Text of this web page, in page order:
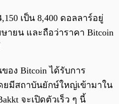
เป็น 8,400 ดอลลาร์อยู่
ายน และถือว่าราคา Bitcoin
อง Bitcoin ได้รับการ
มีสถาบันยักษ์ใหญ่เข้ามาใน
จะเปิดตัวเร็ว ๆ นี้